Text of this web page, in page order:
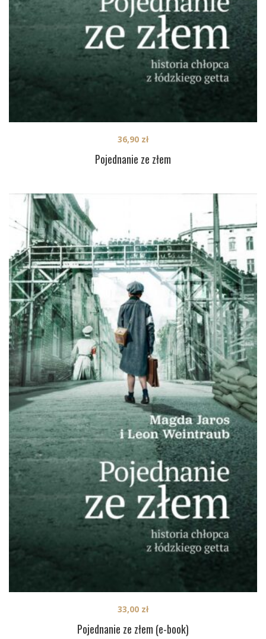
Pojednanie ze złem
36,90 zł
Pojednanie ze złem (e-book)
33,00 zł